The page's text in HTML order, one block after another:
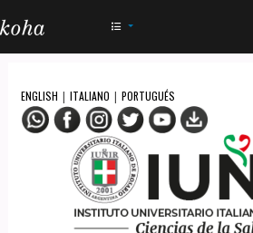
ENGLISH | ITALIANO | PORTUGUÉS